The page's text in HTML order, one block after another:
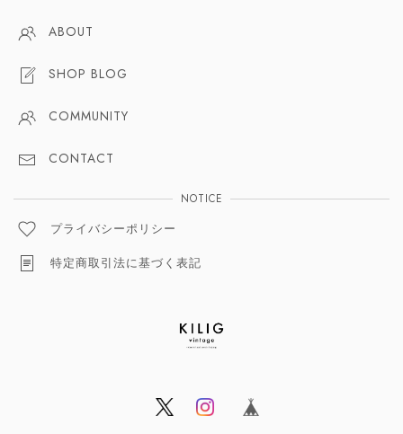
ABOUT
SHOP BLOG
COMMUNITY
CONTACT
NOTICE
プライバシーポリシー
特定商取引法に基づく表記